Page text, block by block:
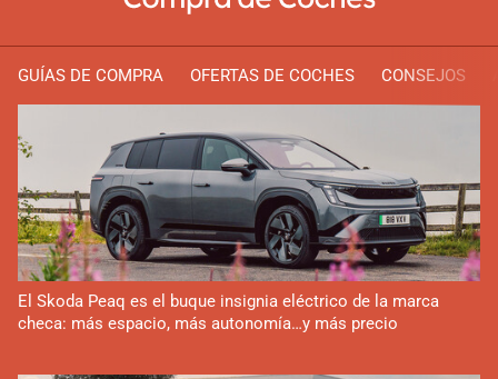
GUÍAS DE COMPRA OFERTAS DE COCHES CONSEJOS
El Skoda Peaq es el buque insignia eléctrico de la marca
checa: más espacio, más autonomía…y más precio